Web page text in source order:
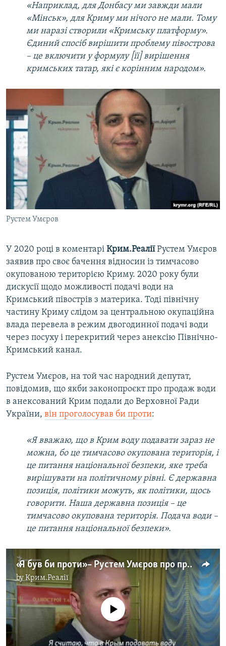
«Наприклад, для Донбасу ми завжди мали
«Мінськ», для Криму ми нічого не мали. Тому
ми наразі створили «Кримську платформу».
Єдиний спосіб вирішити проблему півострова
– це включити у формулу [її] вирішення
кримських татар, які є корінним народом».
Рустем Умєров
У 2020 році в коментарі Крим.РеаліїРустем Умєров
заявив про своє бачення відносин із тимчасово
окупованою територією Криму. 2020 року були
дискусії щодо можливості подачі води на
Кримський півострів з материка. Тоді північну
частину Криму слідом за центральною окупаційна
влада перевела в режим двогодинної подачі води
через посуху і перекритий через анексію Північно-
Кримський канал.
Рустем Умєров, на той час народний депутат,
повідомив, що якби законопроєкт про продаж води
в анексований Крим подали до Верховної Ради
України, він проголосував би проти:
«Я вважаю, що в Крим воду подавати зараз не
можна, бо це тимчасово окупована територія, і
це питання національної безпеки, яке треба
вирішувати на політичному рівні. Є державна
позиція, політики можуть, як політики, щось
говорити. Наша державна позиція – це
тимчасово окупована територія. Подача води –
це питання національної безпеки».
«Я був би проти» – Рустем Умєров про продаж води у Крим (відео)
byКрим.Реалії
No media source currently available